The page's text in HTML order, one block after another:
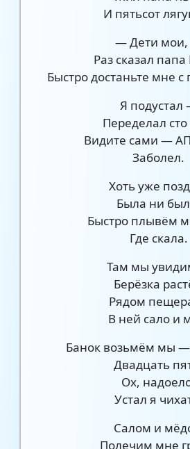
И пятьсот
— Дети
Раз сказал папа
Быстро достаньте мне с
Я подустал
Переделал
Видите сами —
Заболел.
Хоть уже
Была ни
Быстро плывём
Где скала.
Там мы
Берёзка
Рядом
В ней сало и
Банок возьмём мы
Двадцать
Ох,
Устал я
Салом и
Полечим мне